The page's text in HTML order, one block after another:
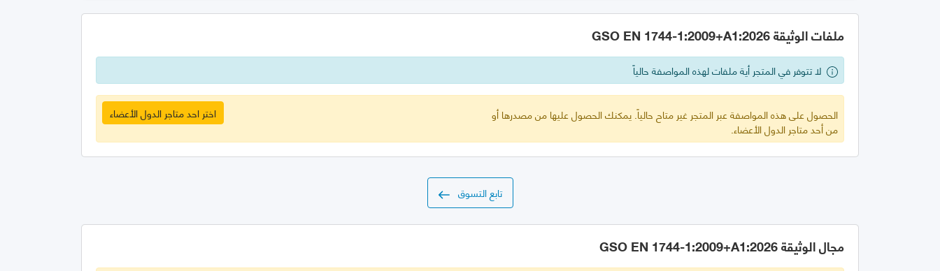
ملفات الوثيقة GSO EN 1744-1:2009+A1:2026
لا تتوفر في المتجر أية ملفات لهذه المواصفة حالياً
الحصول على هذه المواصفة عبر المتجر غير متاح حالياً. يمكنك الحصول عليها من مصدرها أو
من أحد متاجر الدول الأعضاء.
اختر احد متاجر الدول الأعضاء
تابع التسوق
مجال الوثيقة GSO EN 1744-1:2009+A1:2026